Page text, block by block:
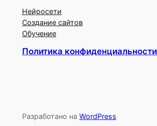
Нейросети
Создание сайтов
Обучение
Политика конфиденциальности
Разработано на WordPress